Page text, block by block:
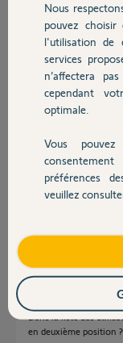
Chauffage
Autres produits
Devis avec
Contact
suppression
Voici le numéro MAC
Pourriez-vous
puisse être
Merci d'avance pour
Merci,
Amaury P.
il y a environ 2
Réponses
Dans la liste des
en deuxième position ?
Nous
pouvez choisir
l'utilisation de
services
n’affectera
cependant
optimale.
Vous
préférences
veuillez